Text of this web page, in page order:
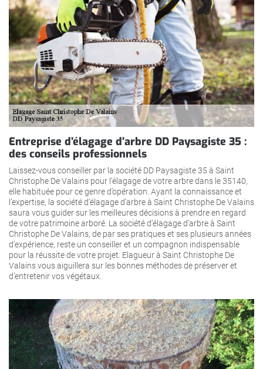
Entreprise d’élagage d’arbre DD Paysagiste 35 :
des conseils professionnels
Laissez-vous conseiller par la société DD Paysagiste 35 à Saint
Christophe De Valains pour l’élagage de votre arbre dans le 35140,
elle habituée pour ce genre d’opération. Ayant la connaissance et
l’expertise, la société d’élagage d’arbre à Saint Christophe De Valains
saura vous guider sur les meilleures décisions à prendre en regard
de votre patrimoine arboré. La société d’élagage d’arbre à Saint
Christophe De Valains, de par ses pratiques et ses plusieurs années
d’expérience, reste un conseiller et un compagnon indispensable
pour la réussite de votre projet. Elagueur à Saint Christophe De
Valains vous aiguillera sur les bonnes méthodes de préserver et
d’entretenir vos végétaux.